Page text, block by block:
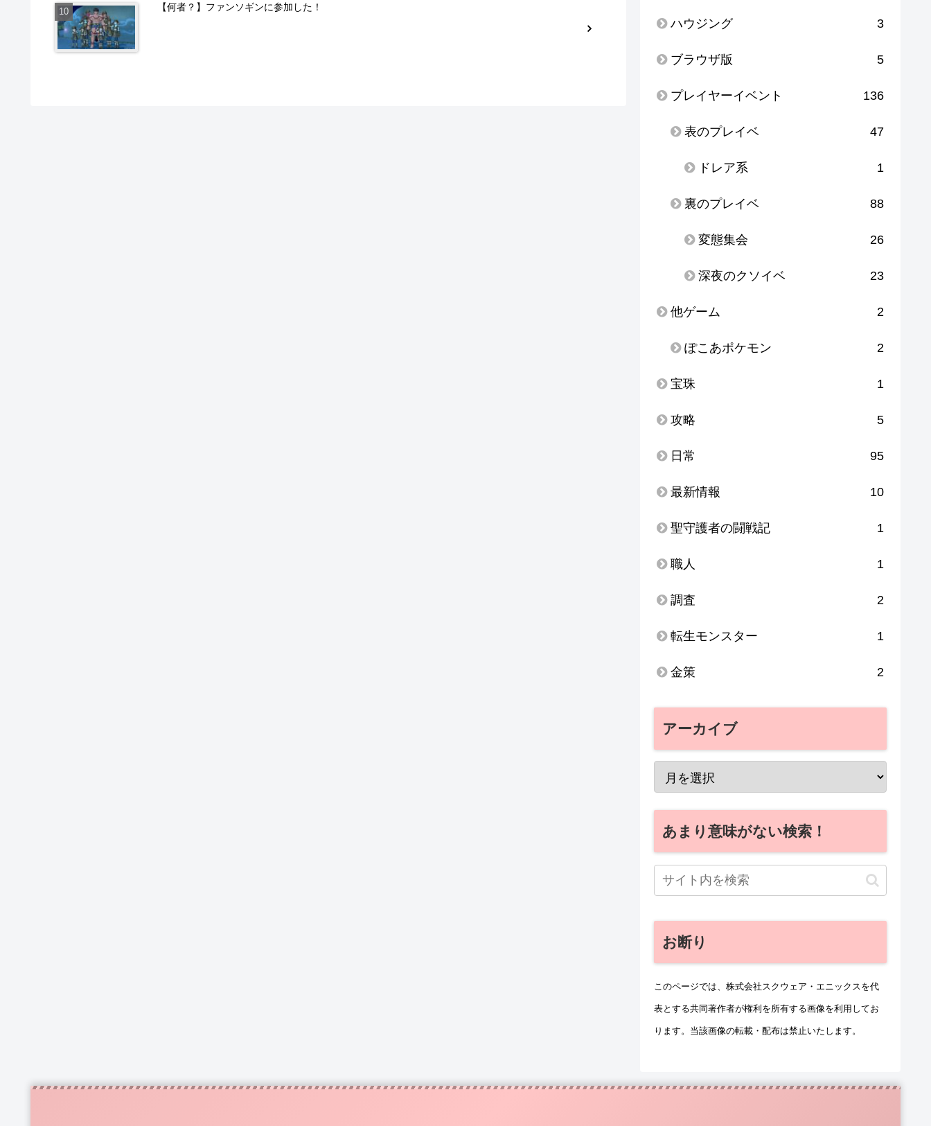
【何者？】ファンソギンに参加した！
ハウジング 3
ブラウザ版 5
プレイヤーイベント 136
表のプレイベ 47
ドレア系 1
裏のプレイベ 88
変態集会 26
深夜のクソイベ 23
他ゲーム 2
ぽこあポケモン 2
宝珠 1
攻略 5
日常 95
最新情報 10
聖守護者の闘戦記 1
職人 1
調査 2
転生モンスター 1
金策 2
アーカイブ
あまり意味がない検索！
お断り
このページでは、株式会社スクウェア・エニックスを代
表とする共同著作者が権利を所有する画像を利用してお
ります。当該画像の転載・配布は禁止いたします。